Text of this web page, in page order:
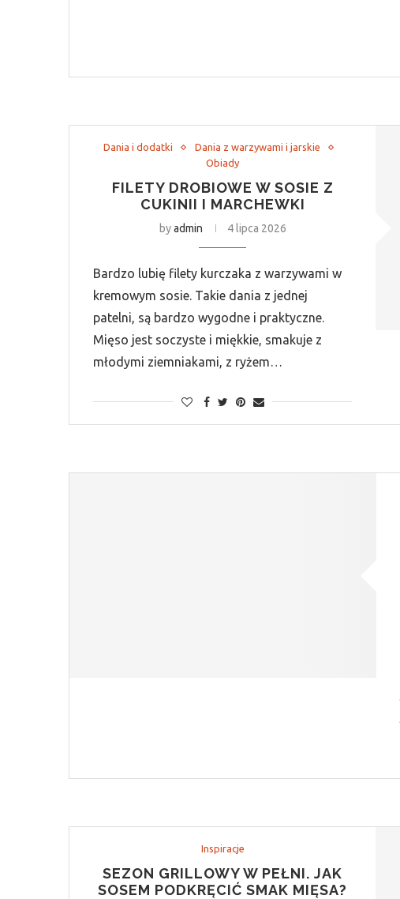
Dania i dodatki
Dania z warzywami i jarskie
Obiady
FILETY DROBIOWE W SOSIE Z
CUKINII I MARCHEWKI
byadmin 4 lipca 2026
Bardzo lubię filety kurczaka z warzywami w
kremowym sosie. Takie dania z jednej
patelni, są bardzo wygodne i praktyczne.
Mięso jest soczyste i miękkie, smakuje z
młodymi ziemniakami, z ryżem…
Inspiracje
SEZON GRILLOWY W PEŁNI. JAK
SOSEM PODKRĘCIĆ SMAK MIĘSA?